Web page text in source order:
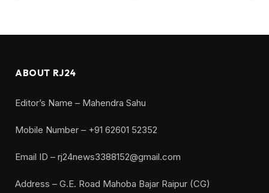
ABOUT RJ24
Editor’s Name – Mahendra Sahu
Mobile Number – +91 62601 52352
Email ID – rj24news3388152@gmail.com
Address – G.E. Road Mahoba Bajar Raipur (CG)